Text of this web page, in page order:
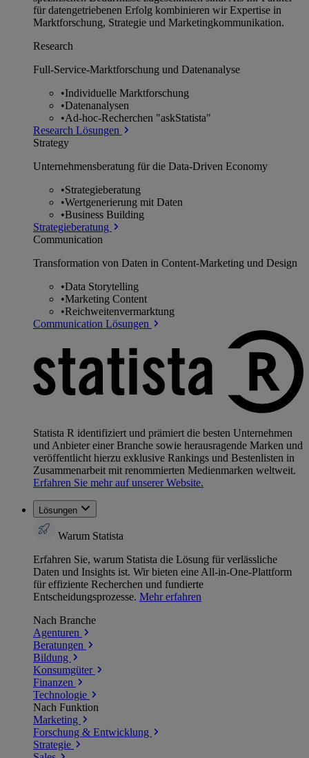
für datengetriebenen Erfolg kombinieren wir Expertise in
Marktforschung, Strategie und Marketingkommunikation.
Research
Full-Service-Marktforschung und Datenanalyse
•Individuelle Marktforschung
•Datenanalysen
•Ad-hoc-Recherchen "askStatista"
Research Lösungen
Strategy
Unternehmens­beratung für die Data-Driven Economy
•Strategieberatung
•Wertgenerierung mit Daten
•Business Building
Strategieberatung
Communication
Transformation von Daten in Content-Marketing und Design
•Data Storytelling
•Marketing Content
•Reichweitenvermarktung
Communication Lösungen
Statista R identifiziert und prämiert die besten Unternehmen
und Anbieter einer Branche sowie herausragende Marken und
veröffentlicht hierzu exklusive Rankings und Bestenlisten in
Zusammenarbeit mit renommierten Medienmarken weltweit.
Erfahren Sie mehr auf unserer Website.
Lösungen
Warum Statista
Erfahren Sie, warum Statista die Lösung für verlässliche
Daten und Insights ist. Wir bieten eine All-in-One-Plattform
für effiziente Recherchen und fundierte
Entscheidungsprozesse. Mehr erfahren
Nach Branche
Agenturen
Beratungen
Bildung
Konsumgüter
Finanzen
Technologie
Nach Funktion
Marketing
Forschung & Entwicklung
Strategie